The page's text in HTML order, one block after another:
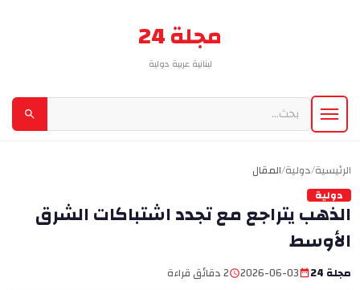
مجلة 24
لبنانية عربية دولية
الرئيسية/دولية/المقال
دولية
الذهب يتراجع مع تجدد اشتباكات الشرق
الأوسط
مجلة 24 2026-06-03 2 دقائق قراءة